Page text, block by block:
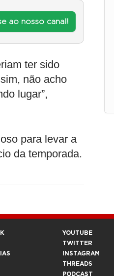
ao nosso canal!
ter sido
não acho
lugar”,
para levar a
da temporada.
YOUTUBE
TWITTER
INSTAGRAM
THREADS
PODCAST